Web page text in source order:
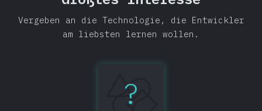
Vergeben an die Technologie, die Entwickler
am liebsten lernen wollen.
?
GraphQL